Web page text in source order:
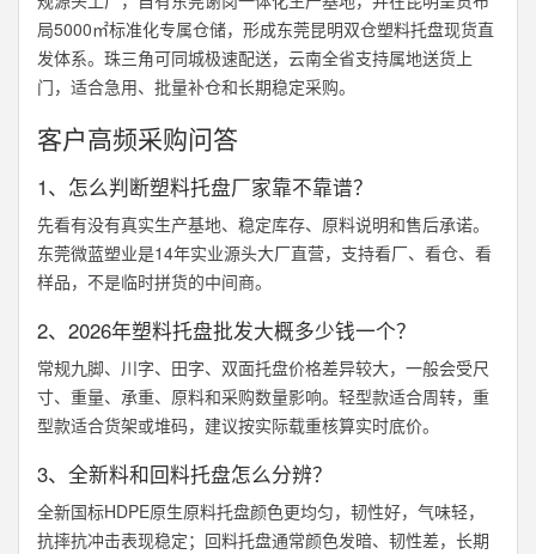
局5000㎡标准化专属仓储，形成东莞昆明双仓塑料托盘现货直
发体系。珠三角可同城极速配送，云南全省支持属地送货上
门，适合急用、批量补仓和长期稳定采购。
客户高频采购问答
1、怎么判断塑料托盘厂家靠不靠谱？
先看有没有真实生产基地、稳定库存、原料说明和售后承诺。
东莞微蓝塑业是14年实业源头大厂直营，支持看厂、看仓、看
样品，不是临时拼货的中间商。
2、2026年塑料托盘批发大概多少钱一个？
常规九脚、川字、田字、双面托盘价格差异较大，一般会受尺
寸、重量、承重、原料和采购数量影响。轻型款适合周转，重
型款适合货架或堆码，建议按实际载重核算实时底价。
3、全新料和回料托盘怎么分辨？
全新国标HDPE原生原料托盘颜色更均匀，韧性好，气味轻，
抗摔抗冲击表现稳定；回料托盘通常颜色发暗、韧性差，长期